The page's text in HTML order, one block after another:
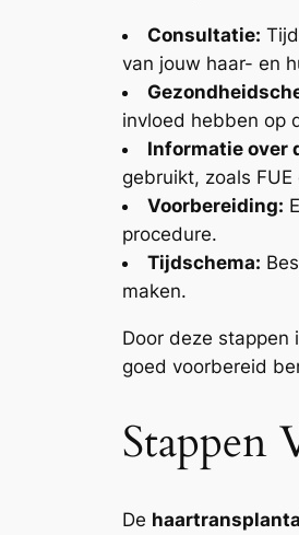
Consultatie:
van jouw haar- en
invloed hebben op
Informatie over
gebruikt, zoals FUE
Voorbereiding:
procedure.
Tijdschema:
maken.
Door deze stappen
goed voorbereid
Stappen
De